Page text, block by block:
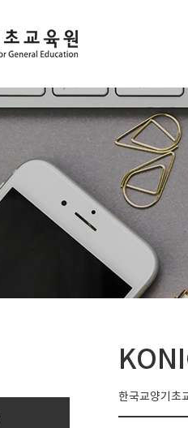
한국교양기초